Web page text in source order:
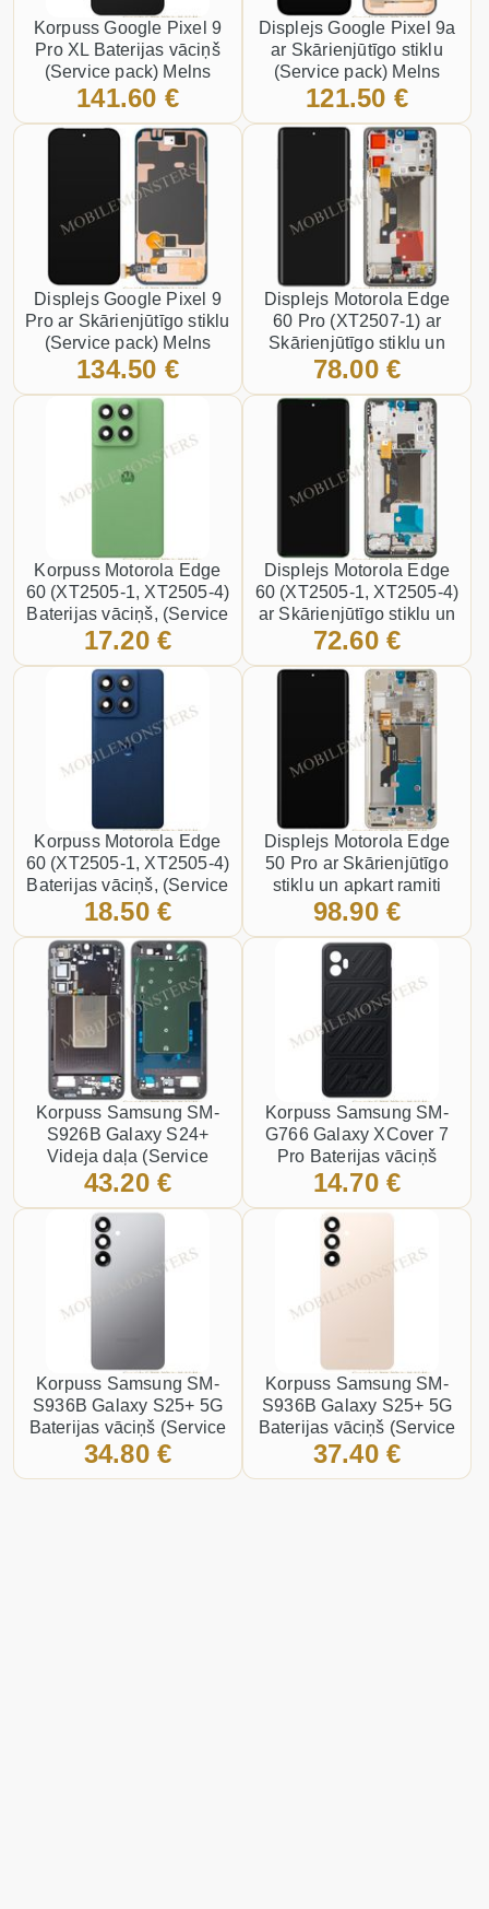
Korpuss Google Pixel 9
Pro XL Baterijas vāciņš
(Service pack) Melns
141.60 €
Displejs Google Pixel 9a
ar Skārienjūtīgo stiklu
(Service pack) Melns
121.50 €
Displejs Google Pixel 9
Pro ar Skārienjūtīgo stiklu
(Service pack) Melns
134.50 €
Displejs Motorola Edge
60 Pro (XT2507-1) ar
Skārienjūtīgo stiklu un
apkart ramiti, (Service
78.00 €
Korpuss Motorola Edge
60 (XT2505-1, XT2505-4)
Baterijas vāciņš, (Service
pack) Zaļš
17.20 €
Displejs Motorola Edge
60 (XT2505-1, XT2505-4)
ar Skārienjūtīgo stiklu un
apkart ramiti, (Service
72.60 €
Korpuss Motorola Edge
60 (XT2505-1, XT2505-4)
Baterijas vāciņš, (Service
pack) Zaļš
18.50 €
Displejs Motorola Edge
50 Pro ar Skārienjūtīgo
stiklu un apkart ramiti
(Service pack) Zelts
98.90 €
Korpuss Samsung SM-
S926B Galaxy S24+
Videja daļa (Service
pack) Melns
43.20 €
Korpuss Samsung SM-
G766 Galaxy XCover 7
Pro Baterijas vāciņš
(Service pack) Melns
14.70 €
Korpuss Samsung SM-
S936B Galaxy S25+ 5G
Baterijas vāciņš (Service
pack) Sudrabs
34.80 €
Korpuss Samsung SM-
S936B Galaxy S25+ 5G
Baterijas vāciņš (Service
pack) Zelts
37.40 €